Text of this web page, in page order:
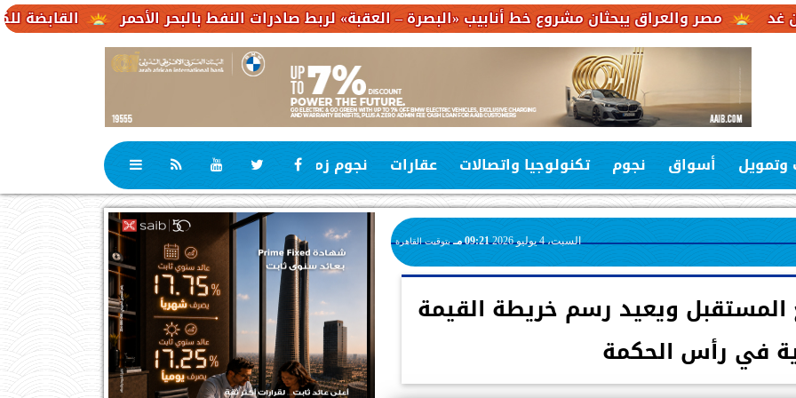
القابضة للكهرباء : 23,1 مليار جنيه حجم استثمارات مستهدفة والعراق يبحثان مشروع خط أنابيب «البصرة – العقبة» لربط صادرات النفط بالبحر الأحمر
وتمويل أسواق نجوم تكنولوجيا واتصالات عقارات نجوم زمان رياضة
السبت، 4 يوليو 2026 09:21 مـ بتوقيت القاهرة
المستقبل ويعيد رسم خريطة القيمة
في رأس الحكمة